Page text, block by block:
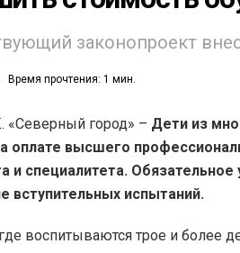
законопроект
Время прочтения: 1 мин.
город» – Дети из
оплате высшего
и специалитета.
вступительных испытаний.
воспитываются трое и более